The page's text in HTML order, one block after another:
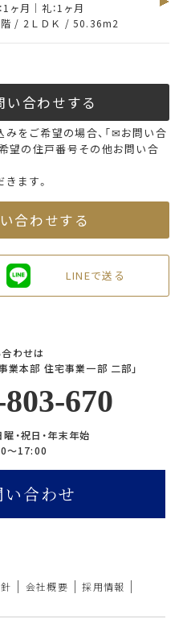
1ヶ月｜礼：1ヶ月
/ 2ＬＤＫ / 50.36m2
い合わせする
をご希望の場合、「✉お問い合
希望の住戸番号その他お問い合
ます。
合わせする
LINEで送る
わせは
業本部 住宅事業一部 二部」
670
曜・祝日・年末年始
〜17:00
い合わせ
会社概要 採用情報